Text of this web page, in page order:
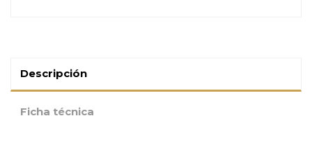
Descripción
Ficha técnica